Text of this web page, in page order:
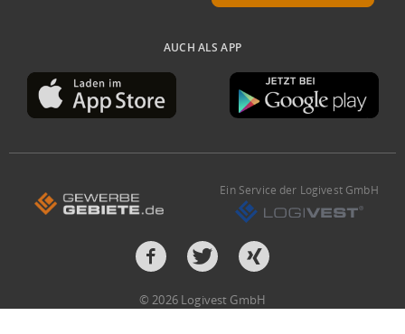
AUCH ALS APP
Ein Service der Logivest GmbH
© 2026 Logivest GmbH